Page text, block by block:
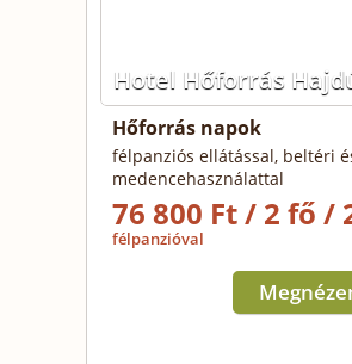
Hotel Hőforrás
Hőforrás napok
félpanziós ellátással, beltéri
medencehasználattal
76 800 Ft / 2 fő /
félpanzióval